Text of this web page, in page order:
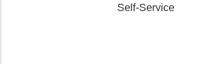
Self-Service